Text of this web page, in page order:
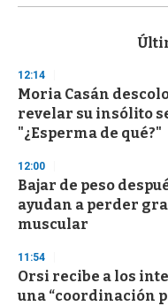
s
d
s
o
f
s
e
c
o
n
12:14
Moria Casán
revelar su insólito
"¿Esperma de qué?"
12:00
Bajar de peso
ayudan a perder
muscular
11:54
Orsi recibe a los
una “coordinación